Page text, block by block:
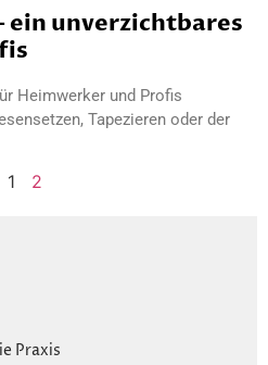
ein unverzichtbares
Heimwerker und Profis
Tapezieren oder der
1 2
Praxis